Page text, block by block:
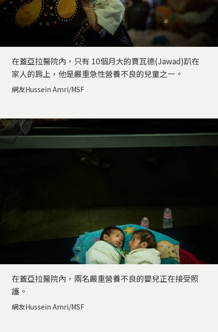
在蓋亞拉醫院內，只有 10個月大的賈瓦德(Jawad)趴在
家人的肩上，他是嚴重急性營養不良的兒童之一。
網友Hussein Amri/MSF
在蓋亞拉醫院內，兩名嚴重營養不良的嬰兒正在接受照
護。
網友Hussein Amri/MSF